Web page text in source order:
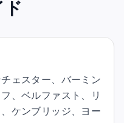
ド
ェスター、バーミン
、ベルファスト、リ
ケンブリッジ、ヨー